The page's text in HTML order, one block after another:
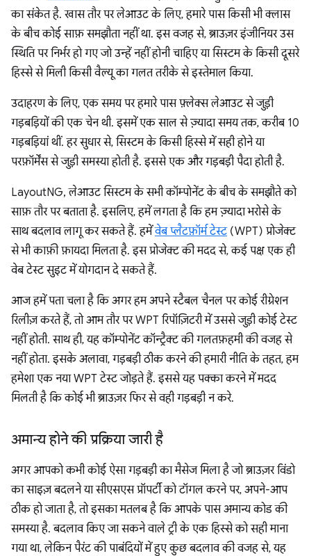
का संकेत है. खास तौर पर लेआउट के लिए, हमारे पास किसी भी क्लास
के बीच कोई साफ़ समझौता नहीं था. इस वजह से, ब्राउज़र इंजीनियर उस
स्थिति पर निर्भर हो गए जो उन्हें नहीं होनी चाहिए या सिस्टम के किसी दूसरे
हिस्से से मिली किसी वैल्यू का गलत तरीके से इस्तेमाल किया.
उदाहरण के लिए, एक समय पर हमारे पास फ़्लेक्स लेआउट से जुड़ी
गड़बड़ियों की एक चेन थी. इसमें एक साल से ज़्यादा समय तक, करीब 10
गड़बड़ियां थीं. हर सुधार से, सिस्टम के किसी हिस्से में सही होने या
परफ़ॉर्मेंस से जुड़ी समस्या होती है. इससे एक और गड़बड़ी पैदा होती है.
LayoutNG, लेआउट सिस्टम के सभी कॉम्पोनेंट के बीच के समझौते को
साफ़ तौर पर बताता है. इसलिए, हमें लगता है कि हम ज़्यादा भरोसे के
साथ बदलाव लागू कर सकते हैं. हमेंवेब प्लैटफ़ॉर्म टेस्ट(WPT) प्रोजेक्ट
से भी काफ़ी फ़ायदा मिलता है. इस प्रोजेक्ट की मदद से, कई पक्ष एक ही
वेब टेस्ट सुइट में योगदान दे सकते हैं.
आज हमें पता चला है कि अगर हम अपने स्टैबल चैनल पर कोई रीग्रेशन
रिलीज़ करते हैं, तो आम तौर पर WPT रिपॉज़िटरी में उससे जुड़ी कोई टेस्ट
नहीं होती. साथ ही, यह कॉम्पोनेंट कॉन्ट्रैक्ट की गलतफ़हमी की वजह से
नहीं होता. इसके अलावा, गड़बड़ी ठीक करने की हमारी नीति के तहत, हम
हमेशा एक नया WPT टेस्ट जोड़ते हैं. इससे यह पक्का करने में मदद
मिलती है कि कोई भी ब्राउज़र फिर से वही गड़बड़ी न करे.
अमान्य होने की प्रक्रिया जारी है
अगर आपको कभी कोई ऐसा गड़बड़ी का मैसेज मिला है जो ब्राउज़र विंडो
का साइज़ बदलने या सीएसएस प्रॉपर्टी को टॉगल करने पर, अपने-आप
ठीक हो जाता है, तो इसका मतलब है कि आपके पास अमान्य कोड की
समस्या है. बदलाव किए जा सकने वाले ट्री के एक हिस्से को सही माना
गया था, लेकिन पैरंट की पाबंदियों में हुए कुछ बदलाव की वजह से, यह